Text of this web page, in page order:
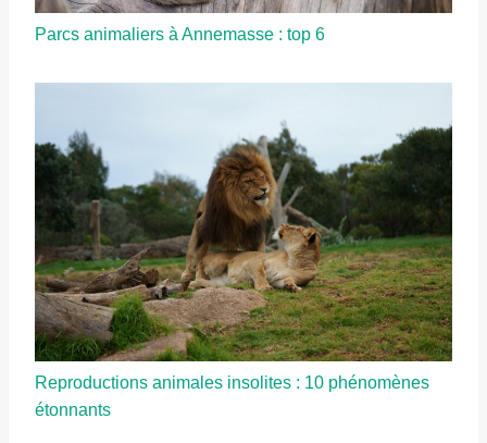
Parcs animaliers à Annemasse : top 6
Reproductions animales insolites : 10 phénomènes
étonnants